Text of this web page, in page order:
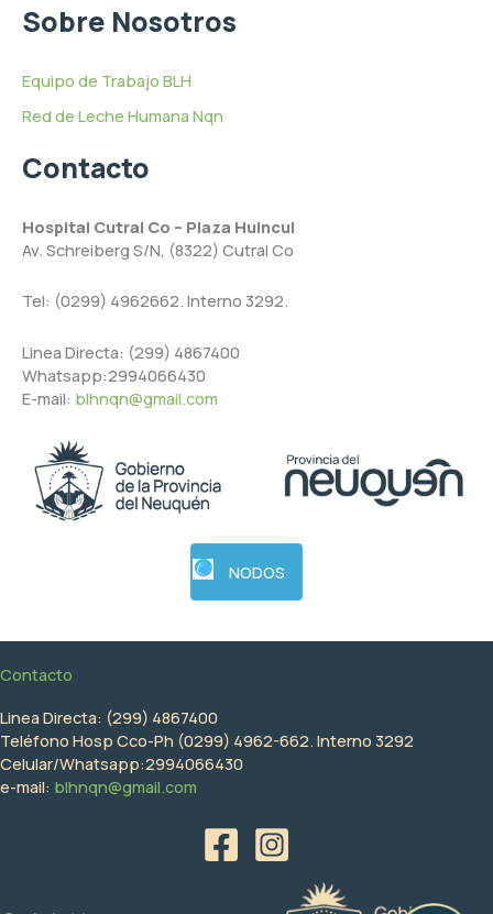
Sobre Nosotros
Equipo de Trabajo BLH
Red de Leche Humana Nqn
Contacto
Hospital Cutral Co – Plaza Huincul
Av. Schreiberg S/N, (8322) Cutral Co
Tel: (0299) 4962662. Interno 3292.
Linea Directa: (299) 4867400
Whatsapp:2994066430
E-mail: blhnqn@gmail.com
NODOS
Contacto
Linea Directa: (299) 4867400
Teléfono Hosp Cco-Ph (0299) 4962-662. Interno 3292
Celular/Whatsapp:2994066430
e-mail: blhnqn@gmail.com